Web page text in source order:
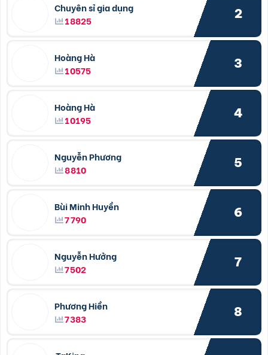
Chuyên sỉ gia dụng
18825
2
Hoàng Hà
10575
3
Hoàng Hà
10195
4
Nguyễn Phương
8810
5
Bùi Minh Huyền
7790
6
Nguyễn Hưởng
7502
7
Phương Hiền
7383
8